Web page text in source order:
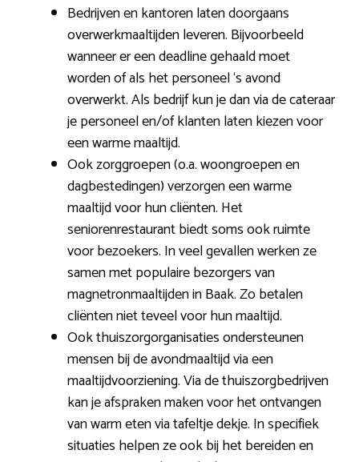
Bedrijven en kantoren laten doorgaans
overwerkmaaltijden leveren. Bijvoorbeeld
wanneer er een deadline gehaald moet
worden of als het personeel ‘s avond
overwerkt. Als bedrijf kun je dan via de cateraar
je personeel en/of klanten laten kiezen voor
een warme maaltijd.
Ook zorggroepen (o.a. woongroepen en
dagbestedingen) verzorgen een warme
maaltijd voor hun cliënten. Het
seniorenrestaurant biedt soms ook ruimte
voor bezoekers. In veel gevallen werken ze
samen met populaire bezorgers van
magnetronmaaltijden in Baak. Zo betalen
cliënten niet teveel voor hun maaltijd.
Ook thuiszorgorganisaties ondersteunen
mensen bij de avondmaaltijd via een
maaltijdvoorziening. Via de thuiszorgbedrijven
kan je afspraken maken voor het ontvangen
van warm eten via tafeltje dekje. In specifiek
situaties helpen ze ook bij het bereiden en